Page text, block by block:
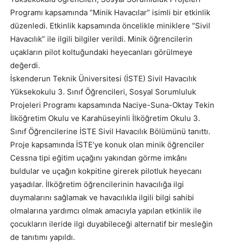
Programı kapsamında “Minik Havacılar” isimli bir etkinlik
düzenledi. Etkinlik kapsamında öncelikle miniklere “Sivil
Havacılık” ile ilgili bilgiler verildi. Minik öğrencilerin
uçakların pilot koltuğundaki heyecanları görülmeye
değerdi.
İskenderun Teknik Üniversitesi (İSTE) Sivil Havacılık
Yüksekokulu 3. Sınıf Öğrencileri, Sosyal Sorumluluk
Projeleri Programı kapsamında Naciye-Suna-Oktay Tekin
İlköğretim Okulu ve Karahüseyinli İlköğretim Okulu 3.
Sınıf Öğrencilerine İSTE Sivil Havacılık Bölümünü tanıttı.
Proje kapsamında İSTE’ye konuk olan minik öğrenciler
Cessna tipi eğitim uçağını yakından görme imkânı
buldular ve uçağın kokpitine girerek pilotluk heyecanı
yaşadılar. İlköğretim öğrencilerinin havacılığa ilgi
duymalarını sağlamak ve havacılıkla ilgili bilgi sahibi
olmalarına yardımcı olmak amacıyla yapılan etkinlik ile
çocukların ileride ilgi duyabileceği alternatif bir mesleğin
de tanıtımı yapıldı.